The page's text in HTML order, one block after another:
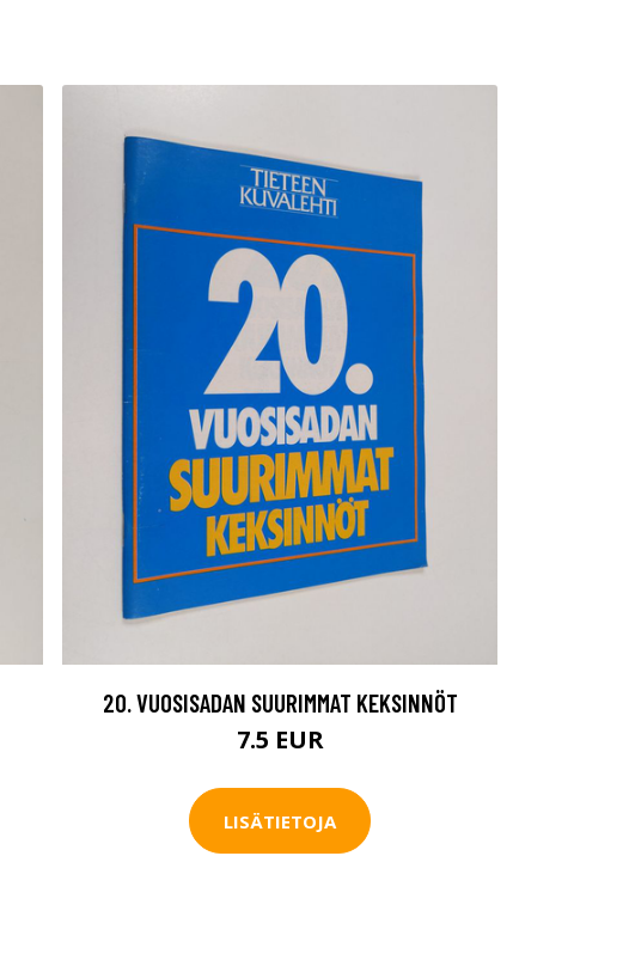
20. VUOSISADAN SUURIMMAT KEKSINNÖT
7.5 EUR
LISÄTIETOJA